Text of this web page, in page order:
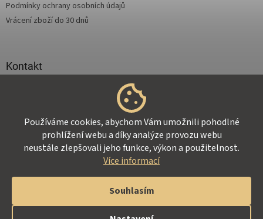
Používáme cookies, abychom Vám umožnili pohodlné
prohlížení webu a díky analýze provozu webu
neustále zlepšovali jeho funkce, výkon a použitelnost.
Více informací
Souhlasím
Podmínky ochrany osobních údajů
Vrácení zboží do 30 dnů
Kontakt
Vytvořil Shoptet